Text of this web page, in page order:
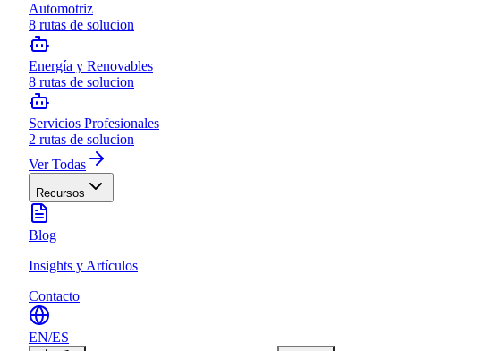
Automotriz
8 rutas de solucion
Energía y Renovables
8 rutas de solucion
Servicios Profesionales
2 rutas de solucion
Ver Todas
Recursos
Blog
Insights y Artículos
Contacto
EN/ES